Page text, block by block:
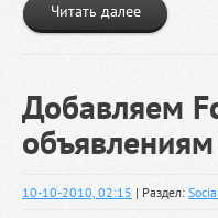
Читать далее
Добавляем
объявлениям
10-10-2010, 02:15 | Раздел: